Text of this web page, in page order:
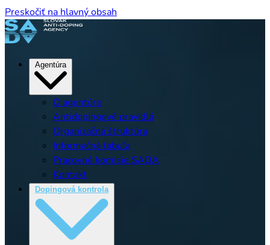
Preskočiť na hlavný obsah
Agentúra
O agentúre
Antidopingové pravidlá
Organizačná štruktúra
Informačná tabuľa
Pracovné komisie SADA
Kontakt
Dopingová kontrola